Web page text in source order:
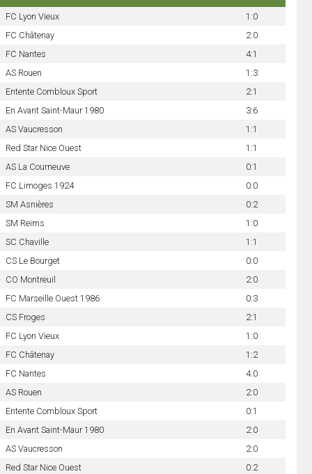
FC Lyon Vieux
1:0
FC Châtenay
2:0
FC Nantes
4:1
AS Rouen
1:3
Entente Combloux Sport
2:1
En Avant Saint-Maur 1980
3:6
AS Vaucresson
1:1
Red Star Nice Ouest
1:1
AS La Courneuve
0:1
FC Limoges 1924
0:0
SM Asnières
0:2
SM Reims
1:0
SC Chaville
1:1
CS Le Bourget
0:0
CO Montreuil
2:0
FC Marseille Ouest 1986
0:3
CS Froges
2:1
FC Lyon Vieux
1:0
FC Châtenay
1:2
FC Nantes
4:0
AS Rouen
2:0
Entente Combloux Sport
0:1
En Avant Saint-Maur 1980
2:0
AS Vaucresson
2:0
Red Star Nice Ouest
0:2